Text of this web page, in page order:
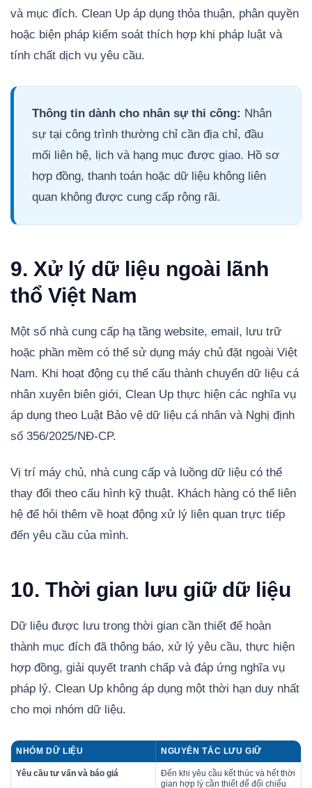
và mục đích. Clean Up áp dụng thỏa thuận, phân quyền
hoặc biện pháp kiểm soát thích hợp khi pháp luật và
tính chất dịch vụ yêu cầu.
Thông tin dành cho nhân sự thi công: Nhân
sự tại công trình thường chỉ cần địa chỉ, đầu
mối liên hệ, lịch và hạng mục được giao. Hồ sơ
hợp đồng, thanh toán hoặc dữ liệu không liên
quan không được cung cấp rộng rãi.
9. Xử lý dữ liệu ngoài lãnh
thổ Việt Nam
Một số nhà cung cấp hạ tầng website, email, lưu trữ
hoặc phần mềm có thể sử dụng máy chủ đặt ngoài Việt
Nam. Khi hoạt động cụ thể cấu thành chuyển dữ liệu cá
nhân xuyên biên giới, Clean Up thực hiện các nghĩa vụ
áp dụng theo Luật Bảo vệ dữ liệu cá nhân và Nghị định
số 356/2025/NĐ-CP.
Vị trí máy chủ, nhà cung cấp và luồng dữ liệu có thể
thay đổi theo cấu hình kỹ thuật. Khách hàng có thể liên
hệ để hỏi thêm về hoạt động xử lý liên quan trực tiếp
đến yêu cầu của mình.
10. Thời gian lưu giữ dữ liệu
Dữ liệu được lưu trong thời gian cần thiết để hoàn
thành mục đích đã thông báo, xử lý yêu cầu, thực hiện
hợp đồng, giải quyết tranh chấp và đáp ứng nghĩa vụ
pháp lý. Clean Up không áp dụng một thời hạn duy nhất
cho mọi nhóm dữ liệu.
NHÓM DỮ LIỆU NGUYÊN TẮC LƯU GIỮ
Yêu cầu tư vấn và báo giá
Đến khi yêu cầu kết thúc và hết thời
gian hợp lý cần thiết để đối chiếu